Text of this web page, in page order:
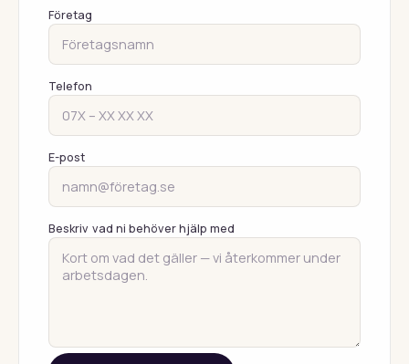
Företag
Telefon
E-post
Beskriv vad ni behöver hjälp med